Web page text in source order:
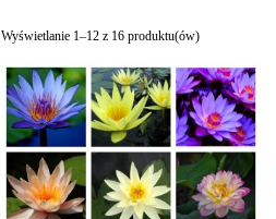
Wyświetlanie 1–12 z 16 produktu(ów)